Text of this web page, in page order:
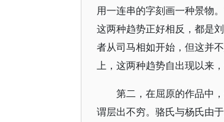
用一连串的字刻画一种景物
这两种趋势正好相反，都是
者从司马相如开始，但这并
上，这两种趋势自出现以来
第二，在屈原的作品中
谓层出不穷。骆氏与杨氏由